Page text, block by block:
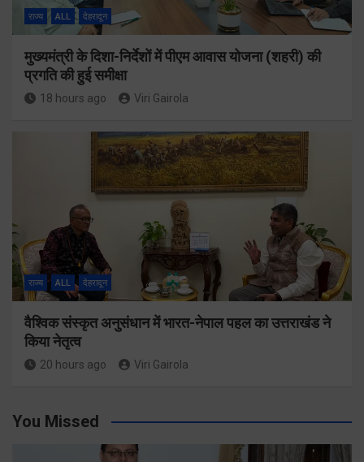
राज्य ALL देहरादून
मुख्यमंत्री के दिशा-निर्देशों में पीएम आवास योजना (शहरी) की
प्रगति की हुई समीक्षा
18 hours ago Viri Gairola
राज्य ALL देहरादून
वैश्विक संस्कृत अनुसंधान में भारत-नेपाल पहल का उत्तराखंड ने
किया नेतृत्व
20 hours ago Viri Gairola
You Missed